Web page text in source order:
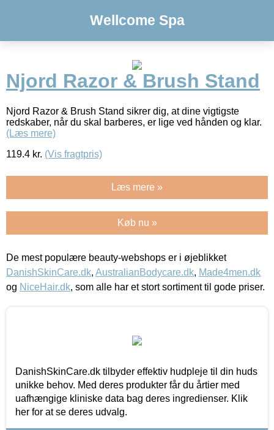
Wellcome Spa
Njord Razor & Brush Stand
Njord Razor & Brush Stand sikrer dig, at dine vigtigste
redskaber, når du skal barberes, er lige ved hånden og klar.
(Læs mere)
119.4 kr. (Vis fragtpris)
Læs mere »
Køb nu »
De mest populære beauty-webshops er i øjeblikket
DanishSkinCare.dk, AustralianBodycare.dk, Made4men.dk
og NiceHair.dk, som alle har et stort sortiment til gode priser.
DanishSkinCare.dk tilbyder effektiv hudpleje til din huds
unikke behov. Med deres produkter får du årtier med
uafhængige kliniske data bag deres ingredienser. Klik
her for at se deres udvalg.